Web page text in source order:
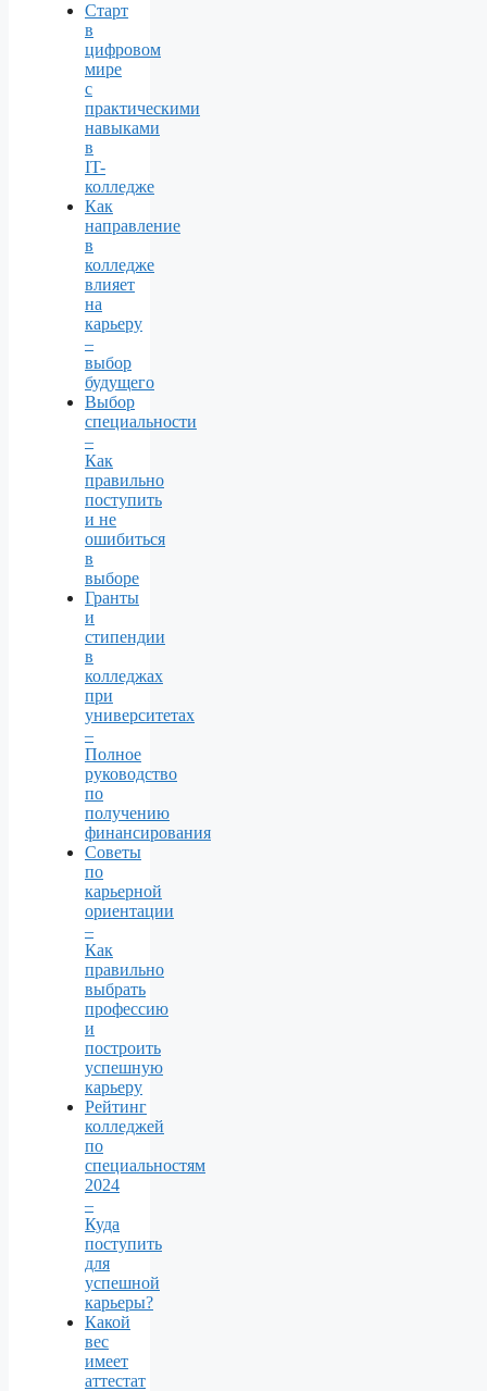
Старт
в
цифровом
мире
с
практическими
навыками
в
IT-
колледже
Как
направление
в
колледже
влияет
на
карьеру
–
выбор
будущего
Выбор
специальности
–
Как
правильно
поступить
и не
ошибиться
в
выборе
Гранты
и
стипендии
в
колледжах
при
университетах
–
Полное
руководство
по
получению
финансирования
Советы
по
карьерной
ориентации
–
Как
правильно
выбрать
профессию
и
построить
успешную
карьеру
Рейтинг
колледжей
по
специальностям
2024
–
Куда
поступить
для
успешной
карьеры?
Какой
вес
имеет
аттестат